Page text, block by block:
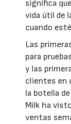
significa
vida útil de
cuando
Las
para
y las
clientes en
la botella
Milk ha
ventas